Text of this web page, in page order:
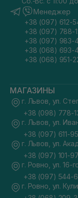
Менеджер
+38 (097) 612-
+38 (097) 788-
+38 (097) 983-
+38 (068) 693-
+38 (068) 951-
МАГАЗИНЫ
г. Львов, ул.
+38 (098) 778-
г. Львов, ул.
+38 (097) 611-
г. Львов, ул.
+38 (097) 101-
г. Ровно, ул. 16-
+38 (097) 544-
г. Ровно, ул.